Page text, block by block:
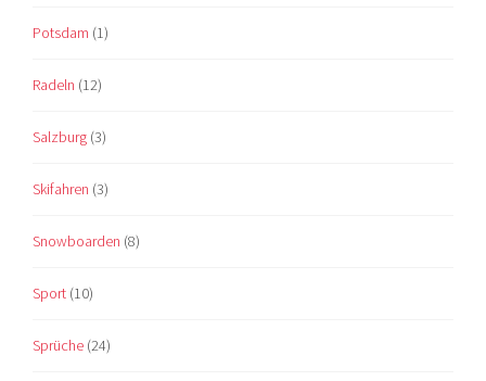
Potsdam (1)
Radeln (12)
Salzburg (3)
Skifahren (3)
Snowboarden (8)
Sport (10)
Sprüche (24)